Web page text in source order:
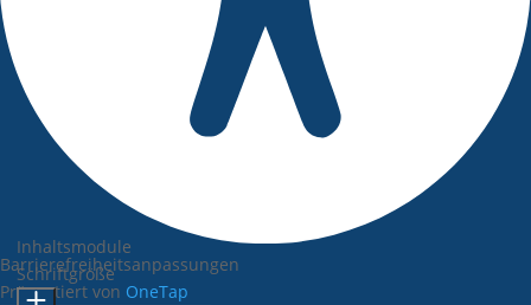
Barrierefreiheitsanpassungen
Präsentiert von OneTap
Inhaltsmodule
Schriftgröße